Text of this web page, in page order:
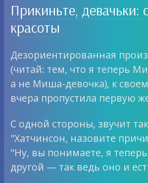
Прикиньте, девачьки:
красоты
Дезориентированная
(читай: тем, что я теперь
а не Миша-девочка), к
вчера пропустила первую
С одной стороны, звучит
"Хатчинсон, назовите
"Ну, вы понимаете, я
другой — так ведь оно и